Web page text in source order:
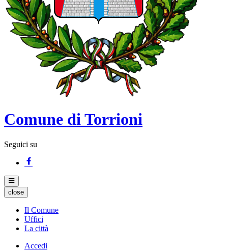
Comune di Torrioni
Seguici su
close
Il Comune
Uffici
La città
Accedi